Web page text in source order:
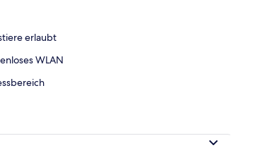
erlaubt
WLAN